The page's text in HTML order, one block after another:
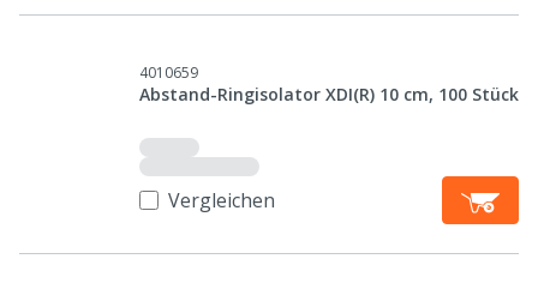
4010659
Abstand-Ringisolator XDI(R) 10 cm, 100 Stück
Vergleichen